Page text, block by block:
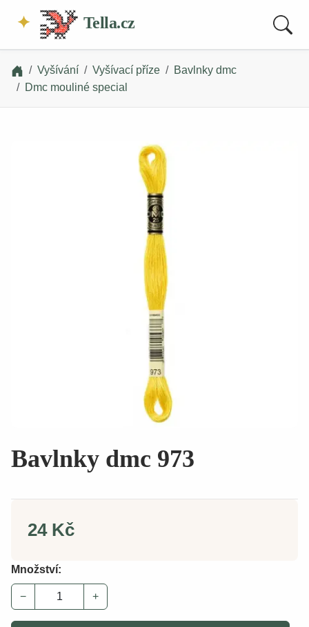
Tella.cz
Vyšívání Vyšívací příze
Bavlnky dmc
Dmc mouliné special
Bavlnky dmc 973
24 Kč
Množství:
− +